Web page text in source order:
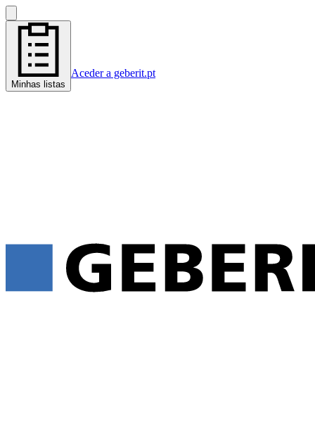
Minhas listas
Aceder a geberit.pt